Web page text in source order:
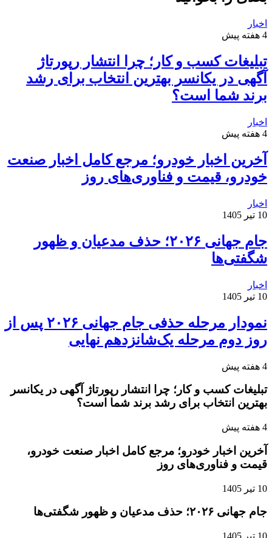
اخبار
4 هفته پیش
تبلیغات کسب و کار؛ چرا انتشار رپورتاژ
آگهی در یکانسر بهترین انتخاب برای رشد
برند شما است؟
اخبار
4 هفته پیش
آخرین اخبار خودرو؛ مرجع کامل اخبار صنعت
خودرو، قیمت و فناوری‌های روز
اخبار
10 تیر 1405
جام جهانی ۲۰۲۶؛ حذف مدعیان و ظهور
شگفتی‌ها
اخبار
10 تیر 1405
نمودار مرحله حذفی جام جهانی ۲۰۲۶ پس از
روز دوم مرحله یک‌شانزدهم نهایی
4 هفته پیش
تبلیغات کسب و کار؛ چرا انتشار رپورتاژ آگهی در یکانسر
بهترین انتخاب برای رشد برند شما است؟
4 هفته پیش
آخرین اخبار خودرو؛ مرجع کامل اخبار صنعت خودرو،
قیمت و فناوری‌های روز
10 تیر 1405
جام جهانی ۲۰۲۶؛ حذف مدعیان و ظهور شگفتی‌ها
10 تیر 1405